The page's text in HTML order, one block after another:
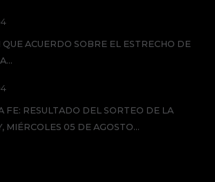
QUE ACUERDO SOBRE EL ESTRECHO DE
FE: RESULTADO DEL SORTEO DE LA
MIÉRCOLES 05 DE AGOSTO...